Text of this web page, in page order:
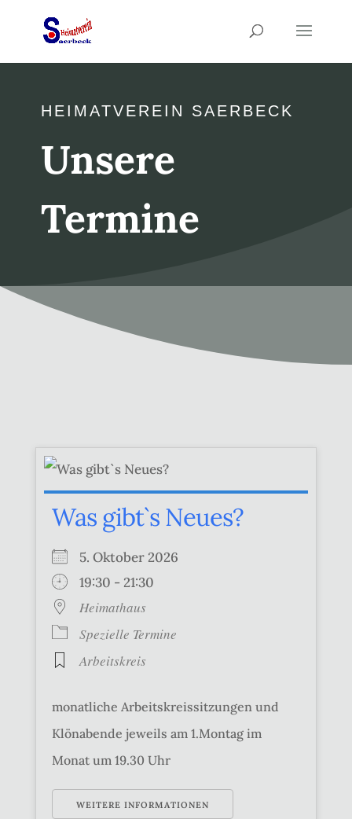
HEIMATVEREIN SAERBECK
Unsere
Termine
Was gibt`s Neues?
5. Oktober 2026
19:30 - 21:30
Heimathaus
Spezielle Termine
Arbeitskreis
monatliche Arbeitskreissitzungen und
Klönabende jeweils am 1.Montag im
Monat um 19.30 Uhr
WEITERE INFORMATIONEN